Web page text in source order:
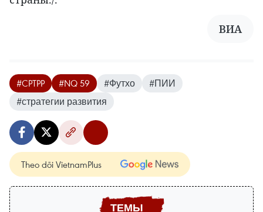
ВИА
#CPTPP #NQ 59 #Футхо
#ПИИ
#стратегии развития
Theo dõi VietnamPlus